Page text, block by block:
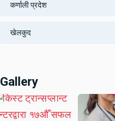
कर्णाली प्रदेश
खेलकुद
Gallery